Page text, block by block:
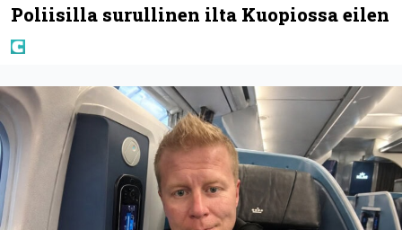
Poliisilla surullinen ilta Kuopiossa eilen